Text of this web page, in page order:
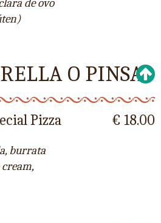
de ovo
O PINSA
Pizza
burrata
€ 18.00